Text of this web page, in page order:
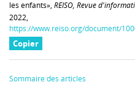
les enfants», REISO, Revue
2022,
https://www.reiso.org/document/
Copier
Sommaire des articles